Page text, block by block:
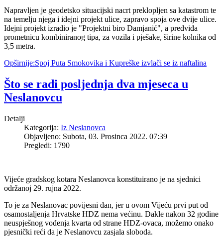
Napravljen je geodetsko situacijski nacrt preklopljen sa katastrom te
na temelju njega i idejni projekt ulice, zapravo spoja ove dvije ulice.
Idejni projekt izradio je "Projektni biro Damjanić", a predviđa
prometnicu kombiniranog tipa, za vozila i pješake, širine kolnika od
3,5 metra.
Opširnije:Spoj Puta Smokovika i Kupreške izvlači se iz naftalina
Što se radi posljednja dva mjeseca u
Neslanovcu
Detalji
Kategorija: Iz Neslanovca
Objavljeno: Subota, 03. Prosinca 2022. 07:39
Pregledi: 1790
Vijeće gradskog kotara Neslanovca konstituirano je na sjednici
održanoj 29. rujna 2022.
To je za Neslanovac povijesni dan, jer u ovom Vijeću prvi put od
osamostaljenja Hrvatske HDZ nema većinu. Dakle nakon 32 godine
neuspješnog vođenja kvarta od strane HDZ-ovaca, možemo onako
pjesnički reći da je Neslanovcu zasjala sloboda.